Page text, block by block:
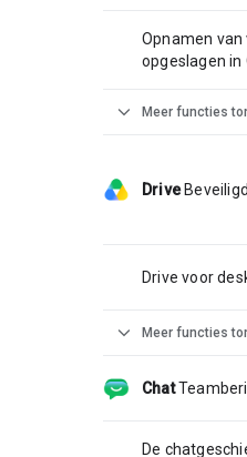
Opnamen
opgeslagen in
expand_more Meer functies
Drive
Drive voor
expand_more Meer functies
Chat
De